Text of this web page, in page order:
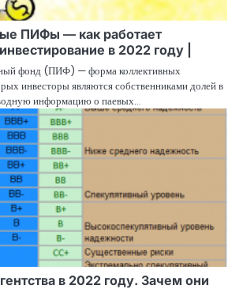
ПИФы — как работает
в 2022 году |
фонд (ПИФ) — форма коллективных
инвесторы являются собственниками долей в
информацию о паевых…
в 2022 году. Зачем они